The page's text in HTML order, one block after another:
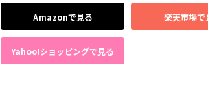
Amazonで見る 楽天市場で
Yahoo!ショッピングで見る